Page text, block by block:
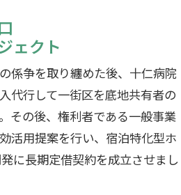
ェクト
係争を取り纏めた後、十仁病院
代行して一街区を底地共有者の
その後、権利者である一般事業
活用提案を行い、宿泊特化型ホ
に長期定借契約を成立させまし